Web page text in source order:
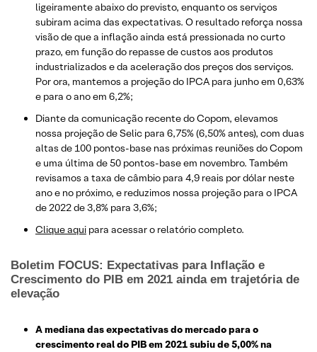
ligeiramente abaixo do previsto, enquanto os serviços
subiram acima das expectativas. O resultado reforça nossa
visão de que a inflação ainda está pressionada no curto
prazo, em função do repasse de custos aos produtos
industrializados e da aceleração dos preços dos serviços.
Por ora, mantemos a projeção do IPCA para junho em 0,63%
e para o ano em 6,2%;
Diante da comunicação recente do Copom, elevamos
nossa projeção de Selic para 6,75% (6,50% antes), com duas
altas de 100 pontos-base nas próximas reuniões do Copom
e uma última de 50 pontos-base em novembro. Também
revisamos a taxa de câmbio para 4,9 reais por dólar neste
ano e no próximo, e reduzimos nossa projeção para o IPCA
de 2022 de 3,8% para 3,6%;
Clique aqui para acessar o relatório completo.
Boletim FOCUS: Expectativas para Inflação e
Crescimento do PIB em 2021 ainda em trajetória de
elevação
A mediana das expectativas do mercado para o
crescimento real do PIB em 2021 subiu de 5,00% na